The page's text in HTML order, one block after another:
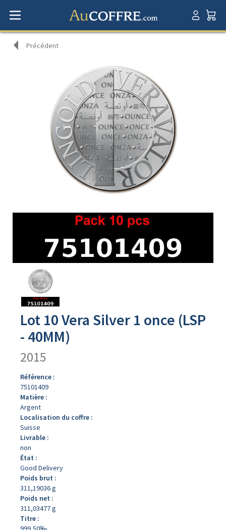
Précédent
produit
Lot 10 Vera Silver 1 once (LSP
- 40MM)
2015
Référence :
75101409
Matière :
Argent
Localisation du coffre :
Suisse
Livrable :
non
État :
Good Delivery
Poids brut :
311,19036 g
Poids net :
311,03477 g
Titre :